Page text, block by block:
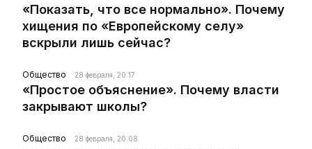
«Показать, что все нормально». Почему
хищения по «Европейскому селу»
вскрыли лишь сейчас?
Общество 28 февраля, 20:17
«Простое объяснение». Почему власти
закрывают школы?
Общество 28 февраля, 20:08